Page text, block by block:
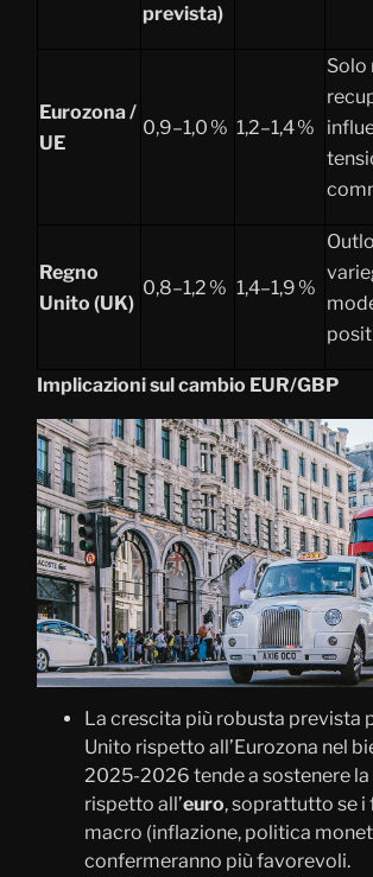
prevista)
Eurozona /
UE
0,9–1,0 % 1,2–1,4 %
Solo
Regno
Unito (UK)
0,8–1,2 % 1,4–1,9 %
Implicazioni sul cambio EUR/GBP
La crescita più robusta prevista
Unito rispetto all’Eurozona nel
2025‑2026 tende a sostenere la
rispetto all’euro, soprattutto se
macro (inflazione, politica
confermeranno più favorevoli.